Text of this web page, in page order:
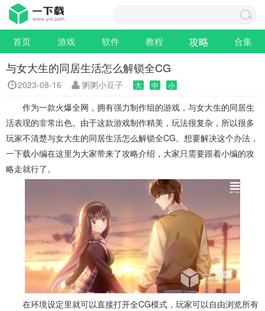
首页 游戏 软件 教程 攻略 合集
与女大生的同居生活怎么解锁全CG
2023-08-16 粥粥小豆子 大 中 小
作为一款火爆全网，拥有强力制作组的游戏，与女大生的同居生
活表现的非常出色。由于这款游戏制作精美，玩法很复杂，所以很多
玩家不清楚与女大生的同居生活怎么解锁全CG。想要解决这个办法，
一下载小编在这里为大家带来了攻略介绍，大家只需要跟着小编的攻
略走就行了。
在环境设定里就可以直接打开全CG模式，玩家可以自由浏览所有